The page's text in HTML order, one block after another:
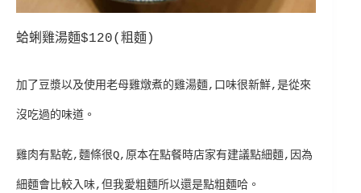
蛤蜊雞湯麵$120(粗麵)
加了豆漿以及使用老母雞燉煮的雞湯麵,口味很新鮮,是從來
沒吃過的味道。
雞肉有點乾,麵條很Q,原本在點餐時店家有建議點細麵,因為
細麵會比較入味,但我愛粗麵所以還是點粗麵哈。